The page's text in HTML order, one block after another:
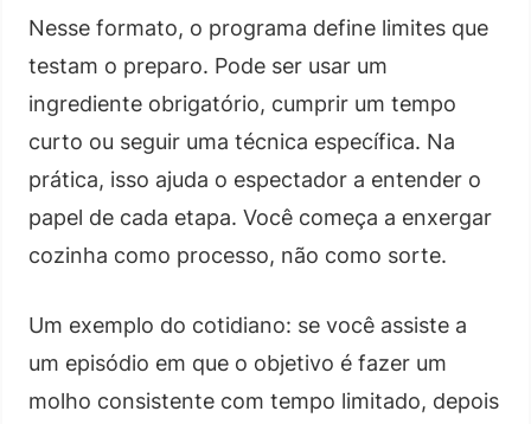
Nesse formato, o programa define limites que
testam o preparo. Pode ser usar um
ingrediente obrigatório, cumprir um tempo
curto ou seguir uma técnica específica. Na
prática, isso ajuda o espectador a entender o
papel de cada etapa. Você começa a enxergar
cozinha como processo, não como sorte.
Um exemplo do cotidiano: se você assiste a
um episódio em que o objetivo é fazer um
molho consistente com tempo limitado, depois